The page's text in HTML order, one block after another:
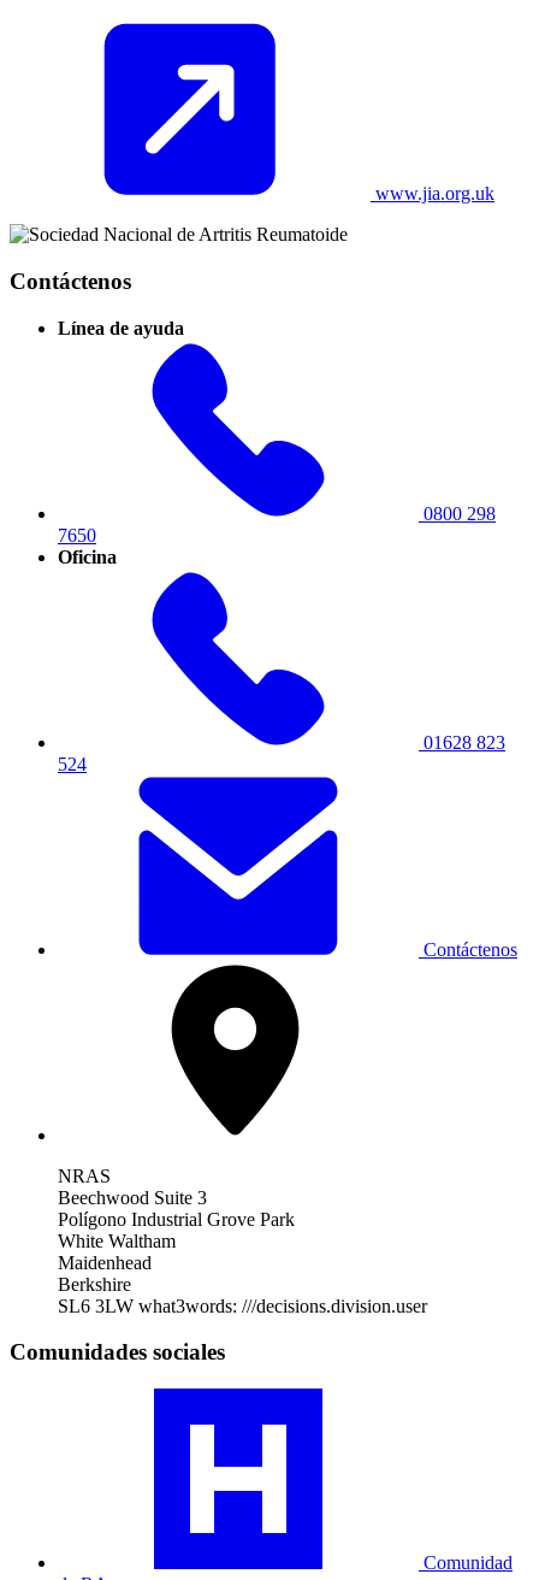
www.jia.org.uk
Contáctenos
Línea de ayuda
0800 298
7650
Oficina
01628 823
524
Contáctenos
NRAS
Beechwood Suite 3
Polígono Industrial Grove Park
White Waltham
Maidenhead
Berkshire
SL6 3LW what3words: ///decisions.division.user
Comunidades sociales
Comunidad